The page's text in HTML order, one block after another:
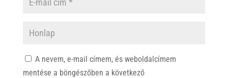
A nevem, e-mail címem, és weboldalcímem
mentése a böngészőben a következő